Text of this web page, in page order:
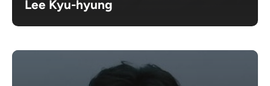
Lee Kyu-hyung